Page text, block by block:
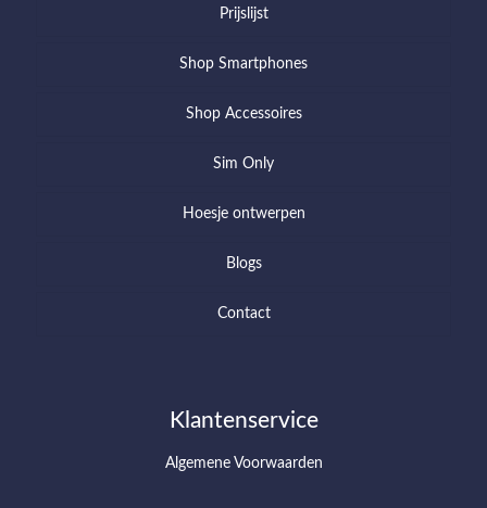
Prijslijst
Shop Smartphones
Shop Accessoires
Sim Only
Hoesje ontwerpen
Blogs
Contact
Klantenservice
Algemene Voorwaarden